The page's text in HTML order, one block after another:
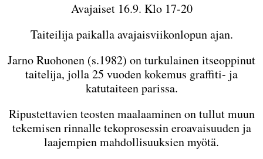
Avajaiset 16.9. Klo 17-20
Taiteilija paikalla avajaisviikonlopun ajan.
Jarno Ruohonen (s.1982) on turkulainen itseoppinut
taitelija, jolla 25 vuoden kokemus graffiti- ja
katutaiteen parissa.
Ripustettavien teosten maalaaminen on tullut muun
tekemisen rinnalle tekoprosessin eroavaisuuden ja
laajempien mahdollisuuksien myötä.